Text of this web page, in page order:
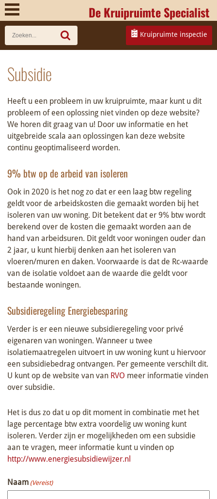
De Kruipruimte Specialist
Kruipruimte inspectie
Subsidie
Heeft u een probleem in uw kruipruimte, maar kunt u dit
probleem of een oplossing niet vinden op deze website?
We horen dit graag van u! Door uw informatie en het
uitgebreide scala aan oplossingen kan deze website
continu geoptimaliseerd worden.
9% btw op de arbeid van isoleren
Ook in 2020 is het nog zo dat er een laag btw regeling
geldt voor de arbeidskosten die gemaakt worden bij het
isoleren van uw woning. Dit betekent dat er 9% btw wordt
berekend over de kosten die gemaakt worden aan de
hand van arbeidsuren. Dit geldt voor woningen ouder dan
2 jaar, u kunt hierbij denken aan het isoleren van
vloeren/muren en daken. Voorwaarde is dat de Rc-waarde
van de isolatie voldoet aan de waarde die geldt voor
bestaande woningen.
Subsidieregeling Energiebesparing
Verder is er een nieuwe subsidieregeling voor privé
eigenaren van woningen. Wanneer u twee
isolatiemaatregelen uitvoert in uw woning kunt u hiervoor
een subsidiebedrag ontvangen. Per gemeente verschilt dit.
U kunt op de website van van RVO meer informatie vinden
over subsidie.
Het is dus zo dat u op dit moment in combinatie met het
lage percentage btw extra voordelig uw woning kunt
isoleren. Verder zijn er mogelijkheden om een subsidie
aan te vragen, meer informatie kunt u vinden op
http://www.energiesubsidiewijzer.nl
Naam (Vereist)